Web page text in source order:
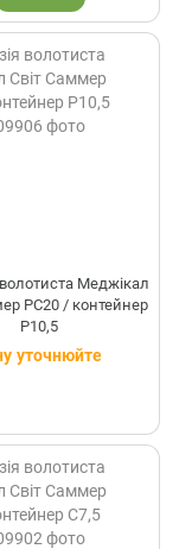
волотиста Меджікал
PC20 / контейнер
P10,5
уточнюйте